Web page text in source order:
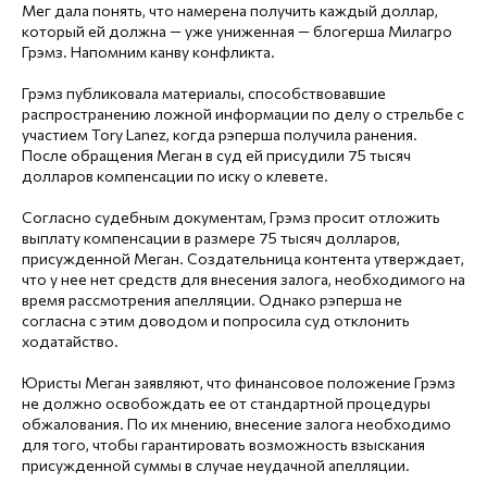
Мег дала понять, что намерена получить каждый доллар,
который ей должна — уже униженная — блогерша Милагро
Грэмз. Напомним канву конфликта.
Грэмз публиковала материалы, способствовавшие
распространению ложной информации по делу о стрельбе с
участием Tory Lanez, когда рэперша получила ранения.
После обращения Меган в суд ей присудили 75 тысяч
долларов компенсации по иску о клевете.
Согласно судебным документам, Грэмз просит отложить
выплату компенсации в размере 75 тысяч долларов,
присужденной Меган. Создательница контента утверждает,
что у нее нет средств для внесения залога, необходимого на
время рассмотрения апелляции. Однако рэперша не
согласна с этим доводом и попросила суд отклонить
ходатайство.
Юристы Меган заявляют, что финансовое положение Грэмз
не должно освобождать ее от стандартной процедуры
обжалования. По их мнению, внесение залога необходимо
для того, чтобы гарантировать возможность взыскания
присужденной суммы в случае неудачной апелляции.